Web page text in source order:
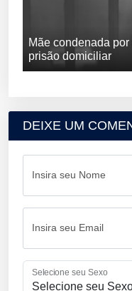
Mãe condenada
prisão domiciliar
DEIXE UM
Insira seu Nome
Insira seu Email
Selecione seu Sexo